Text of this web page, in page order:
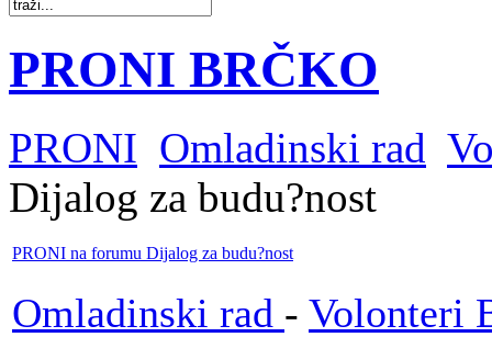
PRONI BRČKO
PRONI Omladinski rad
Dijalog za budu?nost
PRONI na forumu Dijalog za budu?nost
Omladinski rad - Volonteri